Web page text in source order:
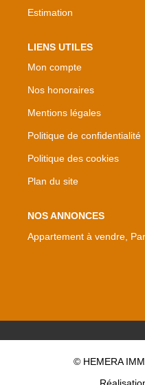
Estimation
LIENS UTILES
Mon compte
Nos honoraires
Mentions légales
Politique de confidentialité
Politique des cookies
Plan du site
NOS ANNONCES
Appartement à vendre,
© HEMERA